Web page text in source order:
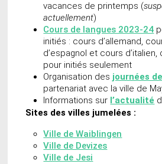
vacances de printemps (
actuellement)
Cours de langues 2023-24
initiés : cours d’allemand,
d’espagnol et cours d’italien,
pour initiés seulement
Organisation des journées
partenariat avec la ville de
Informations sur l’actualité
Sites des villes jumelées :
Ville de Waiblingen
Ville de Devizes
Ville de Jesi